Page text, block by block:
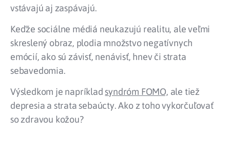
vstávajú aj zaspávajú.
Keďže sociálne médiá neukazujú realitu, ale veľmi
skreslený obraz, plodia množstvo negatívnych
emócií, ako sú závisť, nenávisť, hnev či strata
sebavedomia.
Výsledkom je napríklad syndróm FOMO, ale tiež
depresia a strata sebaúcty. Ako z toho vykorčuľovať
so zdravou kožou?